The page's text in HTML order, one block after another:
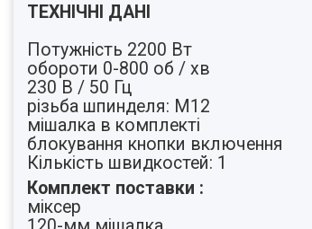
ТЕХНІЧНІ ДАНІ
Потужність 2200 Вт
обороти 0-800 об / хв
230 В / 50 Гц
різьба шпинделя: M12
мішалка в комплекті
блокування кнопки включення
Кількість швидкостей: 1
Комплект поставки :
міксер